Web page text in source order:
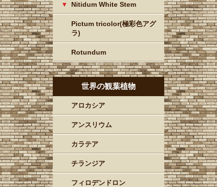
Nitidum White Stem
Pictum tricolor(極彩色アグ
ラ)
Rotundum
世界の観葉植物
アロカシア
アンスリウム
カラテア
チランジア
フィロデンドロン